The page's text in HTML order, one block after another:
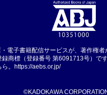
電子書籍配信サービスが、著作権
商標（登録番号 第6091713号）で
。 https://aebs.or.jp/
©KADOKAWA